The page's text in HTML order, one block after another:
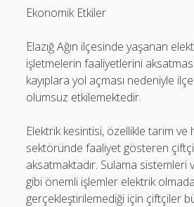
Ekonomik Etkiler
Elazığ Ağın ilçesinde yaşanan
işletmelerin faaliyetlerini
kayıplara yol açması nedeniyle
olumsuz etkilemektedir.
Elektrik kesintisi, özellikle tarım ve
sektöründe faaliyet gösteren
aksatmaktadır. Sulama sistemleri
gibi önemli işlemler elektrik
gerçekleştirilemediği için çiftçiler